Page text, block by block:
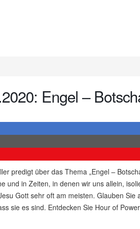
Engel –
predigt über das Thema „Engel –
und in Zeiten, in denen wir uns allein,
Gott sehr oft am meisten. Glauben
sie es sind. Entdecken Sie Hour of